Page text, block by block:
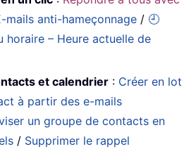
mails anti-hameçonnage / 🕘
horaire – Heure actuelle de
et calendrier : Créer en lot
à partir des e-mails
un groupe de contacts en
/ Supprimer le rappel